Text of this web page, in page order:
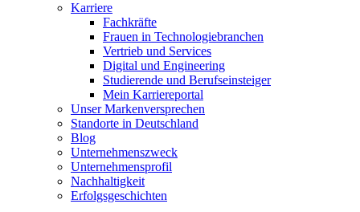
Karriere
Fachkräfte
Frauen in Technologiebranchen
Vertrieb und Services
Digital und Engineering
Studierende und Berufseinsteiger
Mein Karriereportal
Unser Markenversprechen
Standorte in Deutschland
Blog
Unternehmenszweck
Unternehmensprofil
Nachhaltigkeit
Erfolgsgeschichten